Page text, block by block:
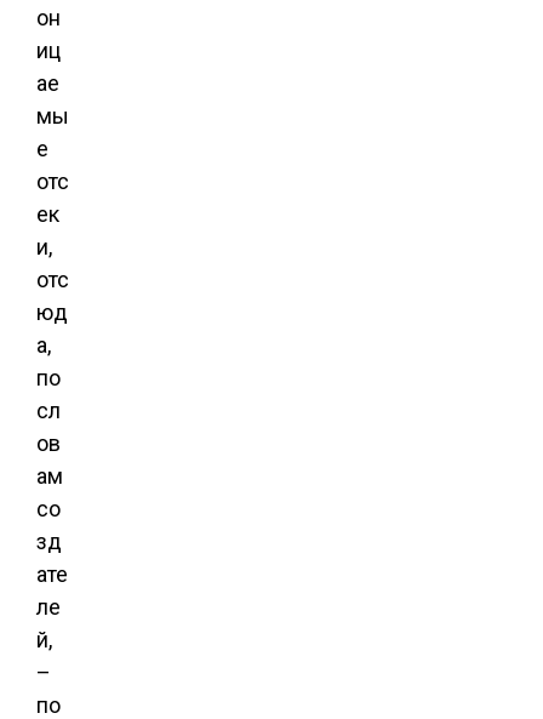
он
иц
ае
мы
е
отс
ек
и,
отс
юд
а,
по
сл
ов
ам
со
зд
ате
ле
й,
–
по